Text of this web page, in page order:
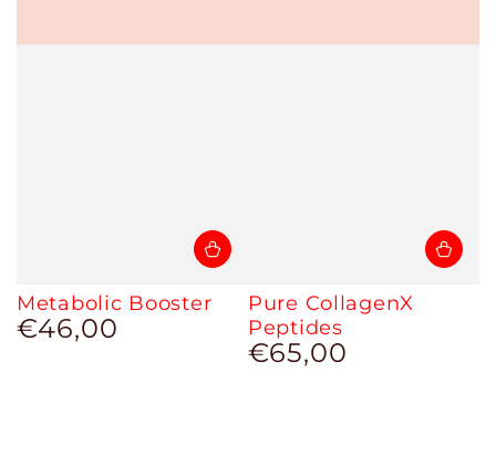
Metabolic Booster
Prix
€46,00
Pure CollagenX
Peptides
Prix
€65,00